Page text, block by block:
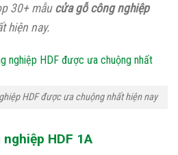
30+ mẫu cửa gỗ công nghiệp
hiện nay.
HDF được ưa chuộng nhất hiện nay
HDF 1A